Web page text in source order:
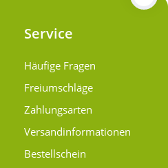
Service
Häufige Fragen
Freiumschläge
Zahlungsarten
Versand­informationen
Bestellschein